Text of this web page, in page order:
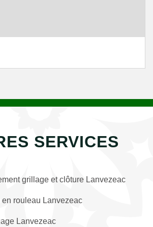
SERVICES
grillage et clôture Lanvezeac
en rouleau Lanvezeac
Lanvezeac